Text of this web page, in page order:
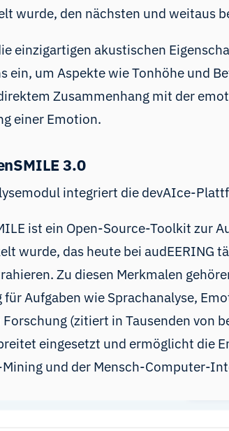
wurde, den nächsten und weitaus
einzigartigen akustischen
ein, um Aspekte wie Tonhöhe und
Zusammenhang mit der
einer Emotion.
3.0
integriert die devAIce-
ist ein Open-Source-Toolkit zur
wurde, das heute bei audEERING
Zu diesen Merkmalen
Aufgaben wie Sprachanalyse,
Forschung (zitiert inTausenden von
eingesetzt und ermöglicht die
und der Mensch-Computer-